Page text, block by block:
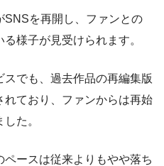
SNSを再開し、ファンとの
様子が見受けられます。
でも、過去作品の再編集版
ており、ファンからは再始
た。
ースは従来よりもやや落ち